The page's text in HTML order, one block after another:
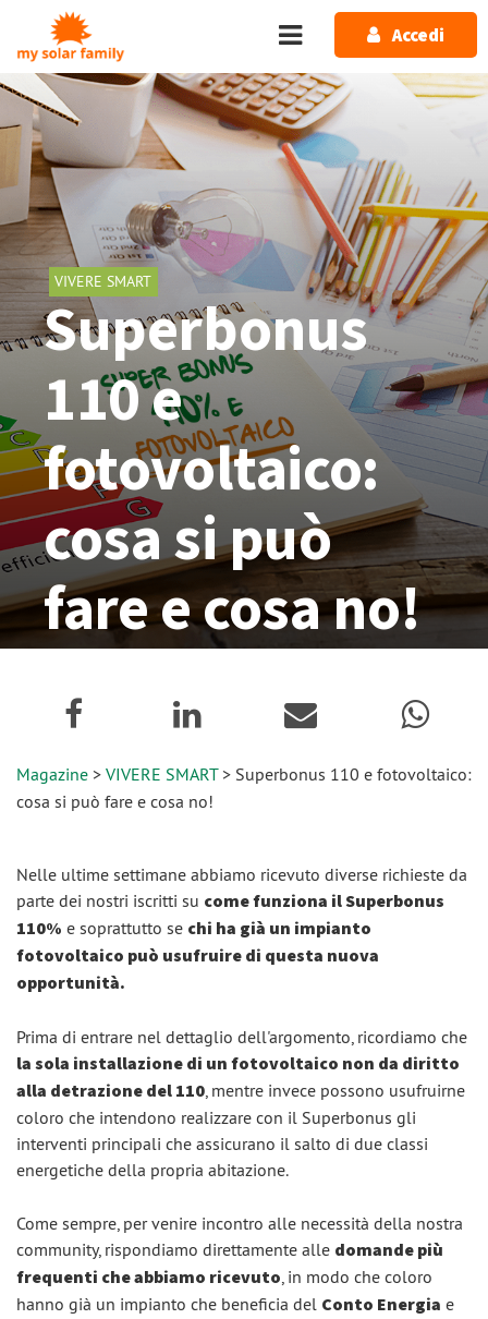
Salta al contenuto principale
Accedi
VIVERE SMART
Superbonus
110 e
fotovoltaico:
cosa si può
fare e cosa no!
Magazine > VIVERE SMART > Superbonus 110 e fotovoltaico:
cosa si può fare e cosa no!
Nelle ultime settimane abbiamo ricevuto diverse richieste da
parte dei nostri iscritti su come funziona il Superbonus
110% e soprattutto se chi ha già un impianto
fotovoltaico può usufruire di questa nuova
opportunità.
Prima di entrare nel dettaglio dell'argomento, ricordiamo che
la sola installazione di un fotovoltaico non da diritto
alla detrazione del 110, mentre invece possono usufruirne
coloro che intendono realizzare con il Superbonus gli
interventi principali che assicurano il salto di due classi
energetiche della propria abitazione.
Come sempre, per venire incontro alle necessità della nostra
community, rispondiamo direttamente alle domande più
frequenti che abbiamo ricevuto, in modo che coloro
hanno già un impianto che beneficia del Conto Energia e